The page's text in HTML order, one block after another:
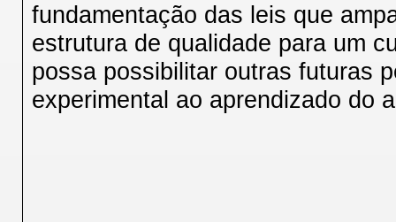
fundamentação das leis que
estrutura de qualidade para um
possa possibilitar outras futuras
experimental ao aprendizado do